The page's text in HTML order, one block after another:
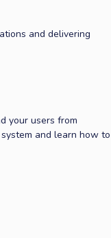
and delivering
your users from
and learn how to